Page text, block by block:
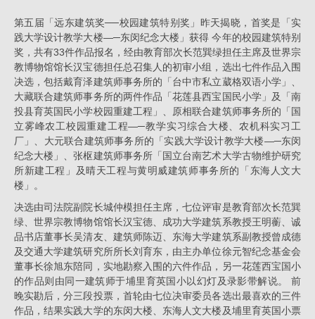
息
|
姚
仁
喜
｜
大
元
筑
工
场
第五届「远东建筑奖──校园建筑特别奖」昨天揭晓，首奖是「实
践大学设计教学大楼—─东闵纪念大楼」获得 今年的校园建筑特别
奖，共有33件作品报名，经由教育部次长范巽绿担任主席及世界宗
教博物馆馆长汉宝德担任总召集人的初审小组，选出七件作品入围
决选，包括戴育泽建筑师事务所的「台中市私立葳格双语小学」、
大藏联合建筑师事务所的两件作品「花莲县西宝国民小学」及「南
投县育英国民小学校园重建工程」、原相联合建筑师事务所的「国
立雾峰农工校园重建工程—─教学实习综合大楼、农机科实习工
厂」、大元联合建筑师事务所的「实践大学设计教学大楼—─东闵
纪念大楼」、张枢建筑师事务所「国立台南艺术大学古物维护研究
所新建工程」及晴天工程与黄明威建筑师事务所的「东海人文大
楼」。
决选由司法院副院长城仲模担任主席，七位评审是教育部次长范巽
绿、世界宗教博物馆馆长汉宝德、成功大学建筑系教授王明蘅、诚
品书店董事长吴清友、建筑师陈迈、东海大学建筑系副教授曾成德
及交通大学建筑研究所所长刘育东，由主办单位徐元智纪念基金会
董事长徐旭东陪同，实地勘察入围的六件作品，另一花莲西宝国小
的作品则由同一建筑师于埔里育英国小以幻灯及录影带解说。 前
晚实勘后，分三段投票，首轮由七位决审委员各选出最喜欢的三件
作品，结果实践大学的东闵大楼、东海人文大楼及埔里育英国小票